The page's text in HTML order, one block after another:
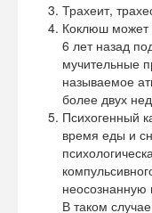
Трахеит,
Коклюш может
6 лет назад
мучительные
называемое
более двух
Психогенный
время еды и
неосознанную
В таком